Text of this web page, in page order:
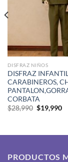
DISFRAZ NIÑOS
DISFRAZ
CARABINEROS,
CORBATA
$28,990 El
precio
$28,990.
$19,990El
PRODUCTOS